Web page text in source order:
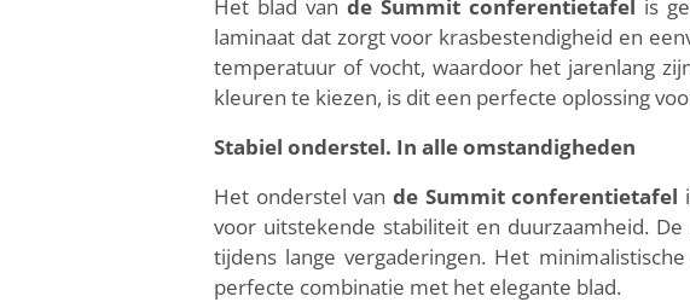
Het blad vande Summit conferentietafel is
laminaat dat zorgt voor krasbestendigheid en
temperatuur of vocht, waardoor het jarenlang
kleuren te kiezen, is dit een perfecte oplossing
Stabiel onderstel. In alle omstandigheden
Het onderstel van de Summit conferentietafel
voor uitstekende stabiliteit en duurzaamheid.
tijdens lange vergaderingen. Het
perfecte combinatie met het elegante blad.